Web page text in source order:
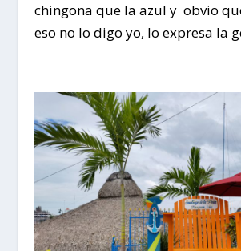
chingona que la azul y obvio
eso no lo digo yo, lo expresa la